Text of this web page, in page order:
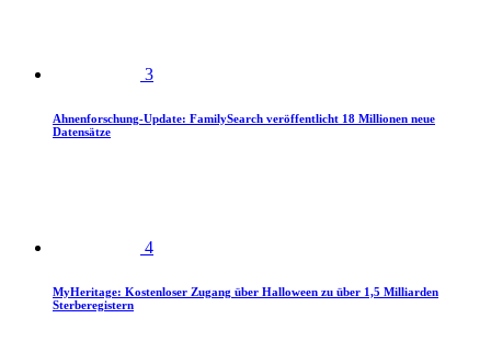
3
Ahnenforschung-Update: FamilySearch veröffentlicht 18 Millionen neue
Datensätze
4
MyHeritage: Kostenloser Zugang über Halloween zu über 1,5 Milliarden
Sterberegistern